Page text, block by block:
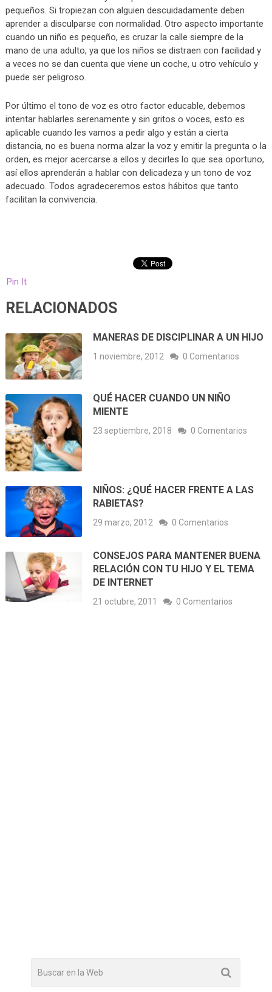
pequeños. Si tropiezan con alguien descuidadamente deben
aprender a disculparse con normalidad. Otro aspecto importante
cuando un niño es pequeño, es cruzar la calle siempre de la
mano de una adulto, ya que los niños se distraen con facilidad y
a veces no se dan cuenta que viene un coche, u otro vehículo y
puede ser peligroso.
Por último el tono de voz es otro factor educable, debemos
intentar hablarles serenamente y sin gritos o voces, esto es
aplicable cuando les vamos a pedir algo y están a cierta
distancia, no es buena norma alzar la voz y emitir la pregunta o la
orden, es mejor acercarse a ellos y decirles lo que sea oportuno,
así ellos aprenderán a hablar con delicadeza y un tono de voz
adecuado. Todos agradeceremos estos hábitos que tanto
facilitan la convivencia.
Pin It
RELACIONADOS
MANERAS DE DISCIPLINAR A UN HIJO
1 noviembre, 2012 0 Comentarios
QUÉ HACER CUANDO UN NIÑO
MIENTE
23 septiembre, 2018 0 Comentarios
NIÑOS: ¿QUÉ HACER FRENTE A LAS
RABIETAS?
29 marzo, 2012 0 Comentarios
CONSEJOS PARA MANTENER BUENA
RELACIÓN CON TU HIJO Y EL TEMA
DE INTERNET
21 octubre, 2011 0 Comentarios